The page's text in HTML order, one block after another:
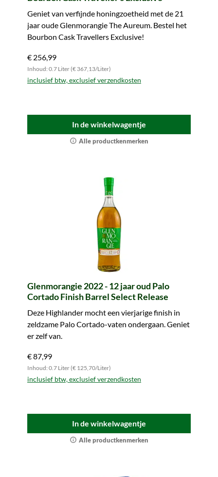
Geniet van verfijnde honingzoetheid met de 21
jaar oude Glenmorangie The Aureum. Bestel het
Bourbon Cask Travellers Exclusive!
€ 256,99
Inhoud: 0.7 Liter (€ 367,13/Liter)
inclusief btw, exclusief verzendkosten
In de winkelwagentje
Alle productkenmerken
Glenmorangie 2022 - 12 jaar oud Palo
Cortado Finish Barrel Select Release
Deze Highlander mocht een vierjarige finish in
zeldzame Palo Cortado-vaten ondergaan. Geniet
er zelf van.
€ 87,99
Inhoud: 0.7 Liter (€ 125,70/Liter)
inclusief btw, exclusief verzendkosten
In de winkelwagentje
Alle productkenmerken